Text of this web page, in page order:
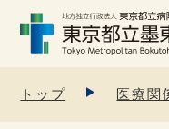
トップ 医療関